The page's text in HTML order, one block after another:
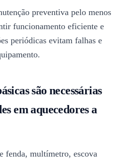
preventiva pelo menos
funcionamento eficiente e
periódicas evitam falhas e
são necessárias
em aquecedores a
fenda, multímetro, escova